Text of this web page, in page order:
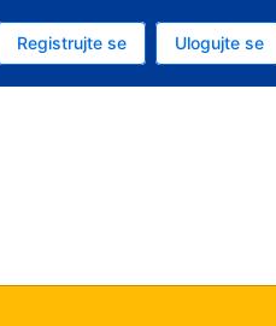
dolar
Registrujte se Ulogujte se